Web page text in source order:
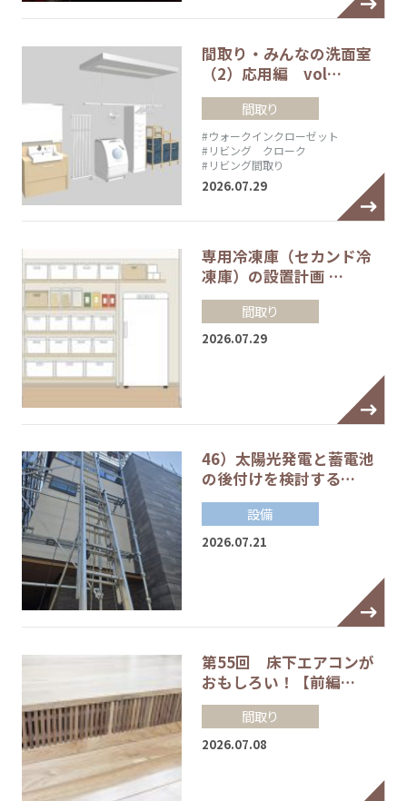
間取り・みんなの洗面室
（2）応用編 vol…
間取り
#ウォークインクローゼット
#リビング クローク
#リビング間取り
2026.07.29
専用冷凍庫（セカンド冷
凍庫）の設置計画 …
間取り
2026.07.29
46）太陽光発電と蓄電池
の後付けを検討する…
設備
2026.07.21
第55回 床下エアコンが
おもしろい！【前編…
間取り
2026.07.08